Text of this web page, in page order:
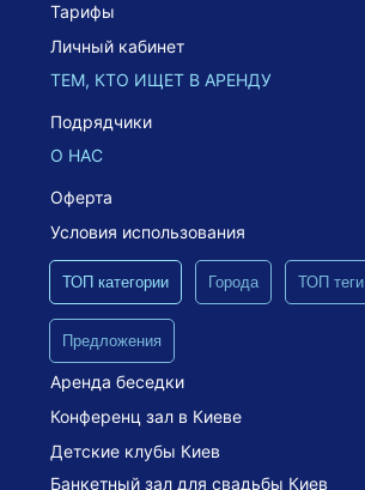
Тарифы
Личный кабинет
ТЕМ, КТО ИЩЕТ В АРЕНДУ
Подрядчики
О НАС
Оферта
Условия использования
ТОП категории Города ТОП теги
Предложения
Аренда беседки
Конференц зал в Киеве
Детские клубы Киев
Банкетный зал для свадьбы Киев